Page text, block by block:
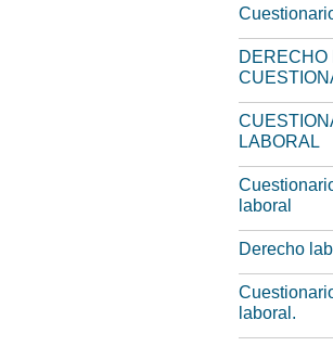
DERECHO
LABORAL
laboral
Derecho
laboral.